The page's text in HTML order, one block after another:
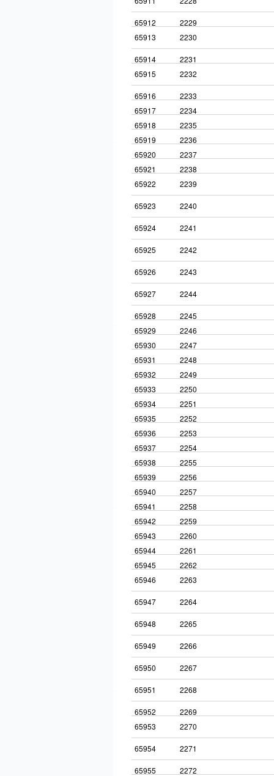
65912
2229
65913
2230
65914
2231
65915
2232
65916
2233
65917
2234
65918
2235
65919
2236
65920
2237
65921
2238
65922
2239
65923 2240
65924 2241
65925 2242
65926 2243
65927 2244
65928
2245
65929
2246
65930
2247
65931
2248
65932
2249
65933
2250
65934
2251
65935
2252
65936
2253
65937
2254
65938
2255
65939
2256
65940
2257
65941
2258
65942
2259
65943
2260
65944
2261
65945
2262
65946
2263
65947 2264
65948 2265
65949 2266
65950 2267
65951 2268
65952
2269
65953
2270
65954 2271
65955
2272